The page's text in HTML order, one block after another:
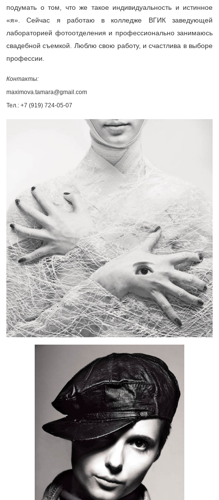
подумать о том, что же такое индивидуальность и истинное
«я». Сейчас я работаю в колледже ВГИК заведующей
лабораторией фотоотделения и профессионально занимаюсь
свадебной съемкой. Люблю свою работу, и счастлива в выборе
профессии.
Контакты:
maximova.tamara@gmail.com
Тел.: +7 (919) 724-05-07